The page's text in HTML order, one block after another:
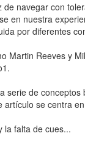
navegar con
en nuestra
por diferentes
Martin Reeves y
serie de conceptos
artículo se centra
la falta de cues...